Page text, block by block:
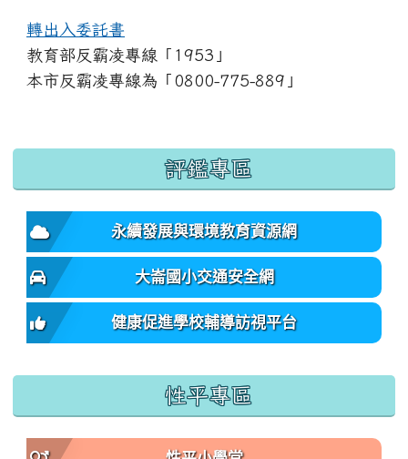
轉出入委託書
教育部反霸凌專線「1953」
本市反霸凌專線為「0800-775-889」
:::
評鑑專區
永續發展與環境教育資源網
大崙國小交通安全網
健康促進學校輔導訪視平台
性平專區